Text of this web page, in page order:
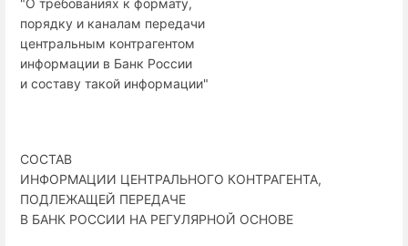
"О требованиях к формату,
порядку и каналам передачи
центральным контрагентом
информации в Банк России
и составу такой информации"
СОСТАВ
ИНФОРМАЦИИ ЦЕНТРАЛЬНОГО КОНТРАГЕНТА,
ПОДЛЕЖАЩЕЙ ПЕРЕДАЧЕ
В БАНК РОССИИ НА РЕГУЛЯРНОЙ ОСНОВЕ